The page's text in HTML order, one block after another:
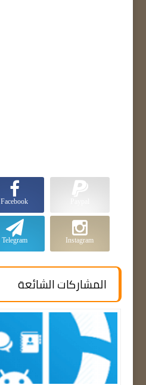
Facebook
Instagram
Telegram
المشاركات الشائعة